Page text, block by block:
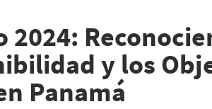
y los
Panamá